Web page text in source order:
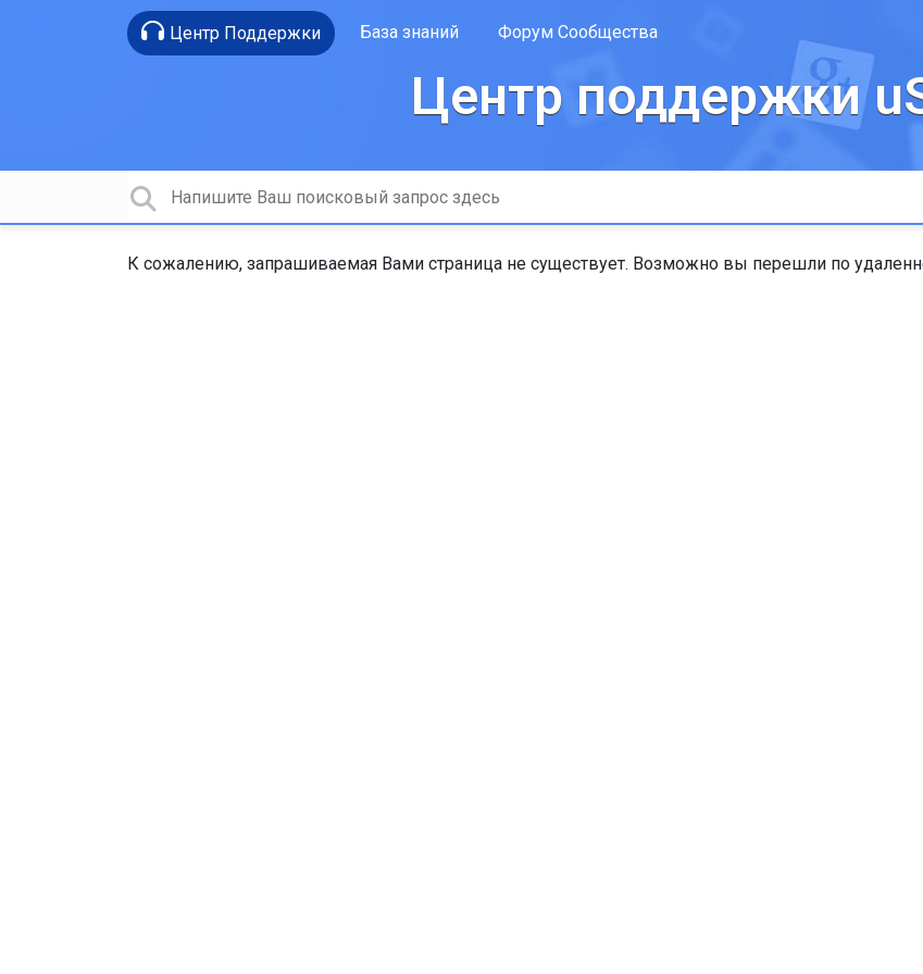
Центр Поддержки База знаний Форум Сообщества
Центр поддержки
К сожалению, запрашиваемая Вами страница не существует. Возможно вы перешли по